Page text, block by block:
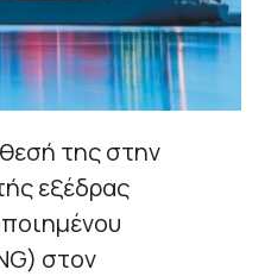
της στην
εξέδρας
στον